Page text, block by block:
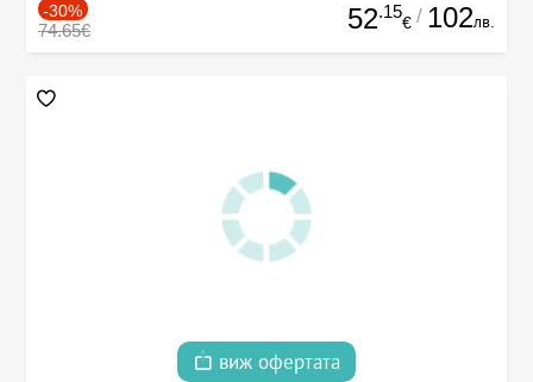
-30%
74.65€ 52.15
€ / 102лв.
виж офертата